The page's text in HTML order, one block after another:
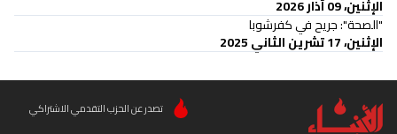
الإثنين، 09 آذار 2026
"الصحة": جريح في كفرشوبا
الإثنين، 17 تشرين الثاني 2025
تصدر عن الحزب التقدمي الاشتراكي